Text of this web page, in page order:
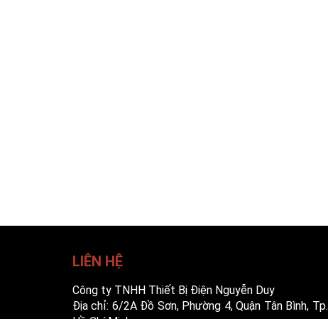
LIÊN HỆ
Công ty TNHH Thiết Bị Điện Nguyễn Duy
Địa chỉ: 6/2A Đồ Sơn, Phường 4, Quận Tân Bình, Tp.